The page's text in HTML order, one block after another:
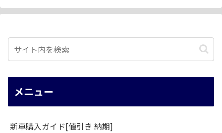
メニュー
新車購入ガイド[値引き 納期]